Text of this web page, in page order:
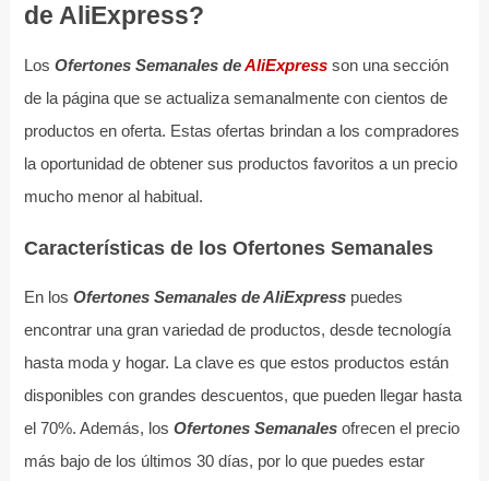
de AliExpress?
Los Ofertones Semanales deAliExpressson una sección
de la página que se actualiza semanalmente con cientos de
productos en oferta. Estas ofertas brindan a los compradores
la oportunidad de obtener sus productos favoritos a un precio
mucho menor al habitual.
Características de los Ofertones Semanales
En los Ofertones Semanales de AliExpresspuedes
encontrar una gran variedad de productos, desde tecnología
hasta moda y hogar. La clave es que estos productos están
disponibles con grandes descuentos, que pueden llegar hasta
el 70%. Además, los Ofertones Semanalesofrecen el precio
más bajo de los últimos 30 días, por lo que puedes estar